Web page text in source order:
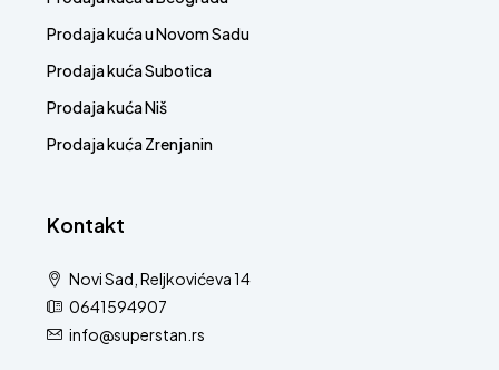
Prodaja kuća u Novom Sadu
Prodaja kuća Subotica
Prodaja kuća Niš
Prodaja kuća Zrenjanin
Kontakt
Novi Sad, Reljkovićeva 14
0641594907
info@superstan.rs